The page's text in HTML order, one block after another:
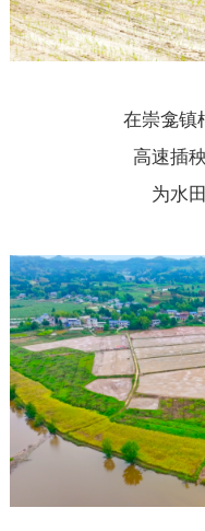
在崇龛镇
高速插
为水